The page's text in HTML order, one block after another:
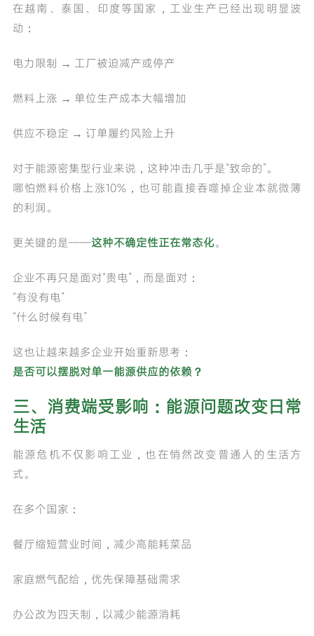
在越南、泰国、印度等国家，工业生产已经出现明显波
动：
电力限制 → 工厂被迫减产或停产
燃料上涨 → 单位生产成本大幅增加
供应不稳定 → 订单履约风险上升
对于能源密集型行业来说，这种冲击几乎是“致命的”。
哪怕燃料价格上涨10%，也可能直接吞噬掉企业本就微薄
的利润。
更关键的是——这种不确定性正在常态化。
企业不再只是面对“贵电”，而是面对：
“有没有电”
“什么时候有电”
这也让越来越多企业开始重新思考：
是否可以摆脱对单一能源供应的依赖？
三、消费端受影响：能源问题改变日常
生活
能源危机不仅影响工业，也在悄然改变普通人的生活方
式。
在多个国家：
餐厅缩短营业时间，减少高能耗菜品
家庭燃气配给，优先保障基础需求
办公改为四天制，以减少能源消耗